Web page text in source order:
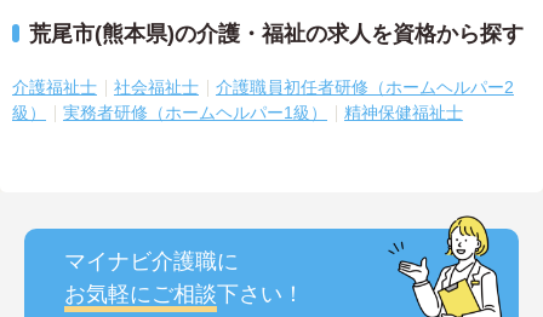
荒尾市(熊本県)の介護・福祉の求人を資格から探す
介護福祉士 社会福祉士
介護職員初任者研修（ホームヘルパー2
級）
実務者研修（ホームヘルパー1級） 精神保健福祉士
マイナビ介護職に
お気軽にご相談下さい！